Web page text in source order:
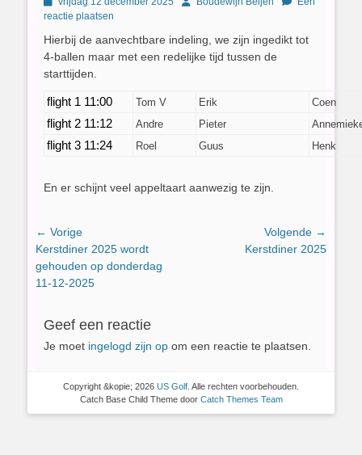
op
reactie plaatsen
Hierbij de aanvechtbare indeling, we zijn ingedikt tot
4-ballen maar met een redelijke tijd tussen de
starttijden.
flight 1 11:00 Tom V Erik Coen
flight 2 11:12 Andre Pieter
flight 3 11:24 Roel Guus Henk
En er schijnt veel appeltaart aanwezig te zijn.
Bericht
navigatie
← Vorige
Vorig
bericht:
Kerstdiner 2025 wordt
gehouden op donderdag
11-12-2025
Volgende →
Kerstdiner 2025
Geef een reactie
Je moet ingelogd zijn op om een reactie te plaatsen.
Copyright &kopie; 2026 US Golf . Alle rechten voorbehouden.
Catch Base Child Theme door Catch Themes Team